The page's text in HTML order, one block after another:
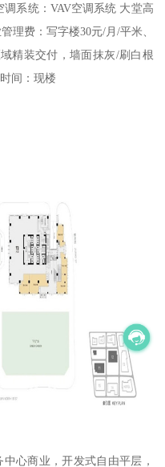
系统：VAV空调系统 大堂高
理费：写字楼30元/月/平米、
精装交付，墙面抹灰/刷白根
间：现楼
心商业，开发式自由平层，